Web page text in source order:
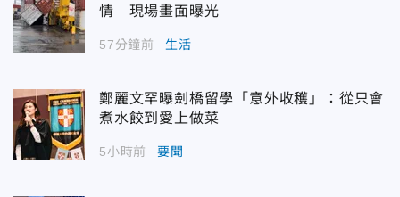
情 現場畫面曝光
57分鐘前 生活
鄭麗文罕曝劍橋留學「意外收穫」：從只會
煮水餃到愛上做菜
5小時前 要聞